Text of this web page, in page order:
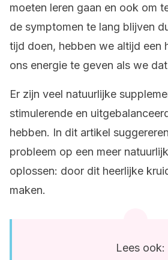
moeten leren gaan en ook om
de symptomen te lang blijven
tijd doen, hebben we altijd een
ons energie te geven als we
Er zijn veel natuurlijke
stimulerende en
hebben. In dit artikel
probleem op een meer
oplossen: door dit heerlijke
maken.
Lees ook: